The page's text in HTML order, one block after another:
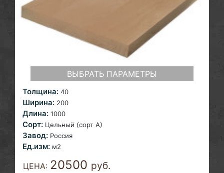
ВЫБРАТЬ ПАРАМЕТРЫ
Толщина: 40
Ширина: 200
Длина: 1000
Сорт: Цельный (сорт А)
Завод: Россия
Ед.изм: м2
ЦЕНА: 20500 руб.